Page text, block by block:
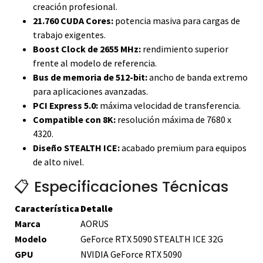
creación profesional.
21.760 CUDA Cores: potencia masiva para cargas de
trabajo exigentes.
Boost Clock de 2655 MHz: rendimiento superior
frente al modelo de referencia.
Bus de memoria de 512-bit:ancho de banda extremo
para aplicaciones avanzadas.
PCI Express 5.0: máxima velocidad de transferencia.
Compatible con 8K: resolución máxima de 7680 x
4320.
Diseño STEALTH ICE:acabado premium para equipos
de alto nivel.
📋 Especificaciones Técnicas
Característica Detalle
Marca
AORUS
Modelo
GeForce RTX 5090 STEALTH ICE 32G
GPU
NVIDIA GeForce RTX 5090